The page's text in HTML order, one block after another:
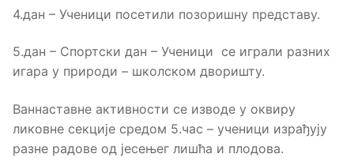
4.дан – Ученици посетили позоришну представу.
5.дан – Спортски дан – Ученици се играли разних
игара у природи – школском дворишту.
Ваннаставне активности се изводе у оквиру
ликовне секције средом 5.час – ученици израђују
разне радове од јесењег лишћа и плодова.